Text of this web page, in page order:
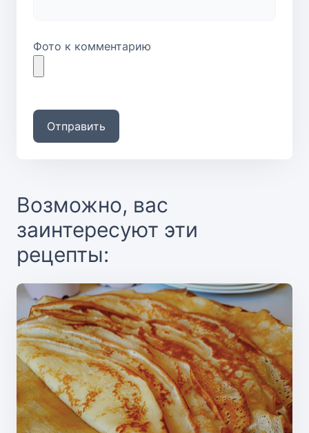
Фото к комментарию
Отправить
Возможно, вас
заинтересуют эти
рецепты: